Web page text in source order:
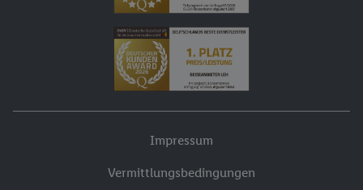
Impressum
Vermittlungsbedingungen